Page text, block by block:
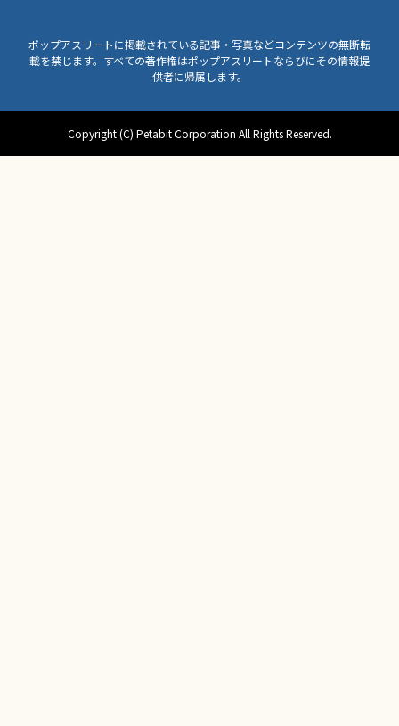
ポップアスリートに掲載されている記事・写真などコンテンツの無断転
載を禁じます。すべての著作権はポップアスリートならびにその情報提
供者に帰属します。
Copyright (C) Petabit Corporation All Rights Reserved.